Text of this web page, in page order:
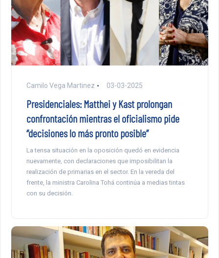
Camilo Vega Martinez 03-03-2025
Presidenciales: Matthei y Kast prolongan
confrontación mientras el oficialismo pide
“decisiones lo más pronto posible”
La tensa situación en la oposición quedó en evidencia
nuevamente, con declaraciones que imposibilitan la
realización de primarias en el sector. En la vereda del
frente, la ministra Carolina Tohá continúa a medias tintas
con su decisión.